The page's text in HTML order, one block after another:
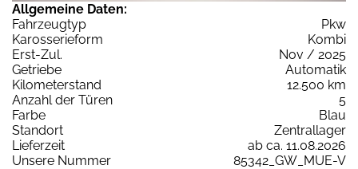
Allgemeine Daten:
Fahrzeugtyp
Pkw
Karosserieform
Kombi
Erst-Zul.
Nov / 2025
Getriebe
Automatik
Kilometerstand
12.500 km
Anzahl der Türen
5
Farbe
Blau
Standort
Zentrallager
Lieferzeit
ab ca. 11.08.2026
Unsere Nummer
85342_GW_MUE-V